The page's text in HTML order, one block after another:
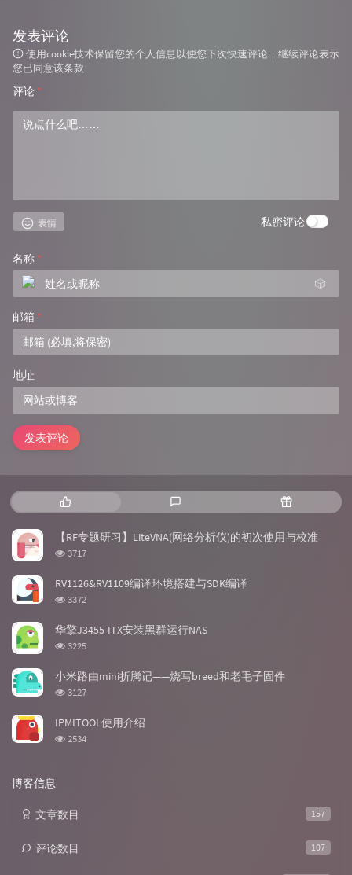
发表评论
使用cookie技术保留您的个人信息以便您下次快速评论，继续评论表示
您已同意该条款
评论 *
表情 私密评论
名称 *
🎲
邮箱 *
地址
发表评论
热
门
文
新
评
论
随
机
文
章
【RF专题研习】LiteVNA(网络分析仪)的初次使用与校准
浏
次
3717
RV1126&RV1109编译环境搭建与SDK编译
浏
次
数:
3372
华擎J3455-ITX安装黑群运行NAS
浏
次
数:
3225
小米路由mini折腾记——烧写breed和老毛子固件
浏
次
3127
IPMITOOL使用介绍
浏
2534
博客信息
157
文章数目
107
评论数目